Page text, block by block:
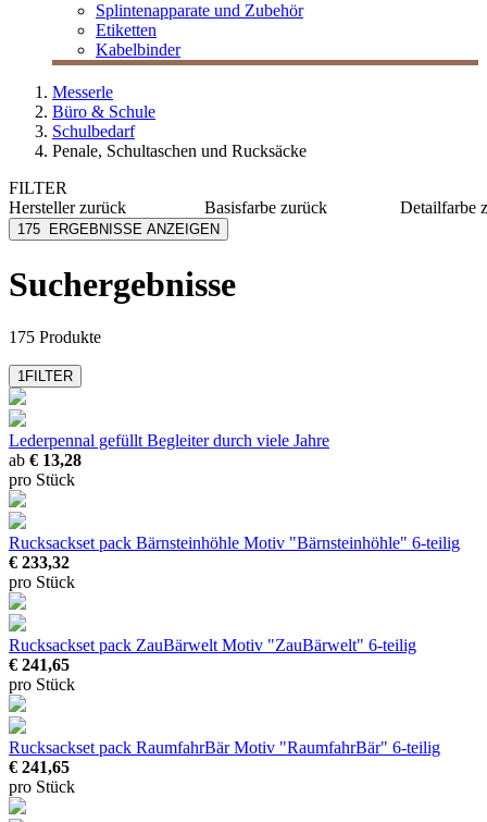
Splintenapparate und Zubehör
Etiketten
Kabelbinder
Messerle
Büro & Schule
Schulbedarf
Penale, Schultaschen und Rucksäcke
FILTER
Herstellerzurück
Brunnen
Satch
Basisfarbe zurück
violett
Detailfarbe
175 ERGEBNISSE ANZEIGEN
Suchergebnisse
175 Produkte
1FILTER
Lederpennal gefüllt Begleiter durch viele Jahre
ab € 13,28
pro Stück
Rucksackset pack Bärnsteinhöhle Motiv "Bärnsteinhöhle" 6-teilig
€ 233,32
pro Stück
Rucksackset pack ZauBärwelt Motiv "ZauBärwelt" 6-teilig
€ 241,65
pro Stück
Rucksackset pack RaumfahrBärMotiv "RaumfahrBär" 6-teilig
€ 241,65
pro Stück